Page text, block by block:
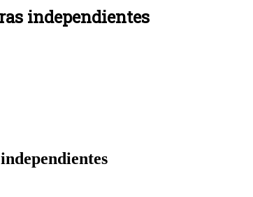
independientes